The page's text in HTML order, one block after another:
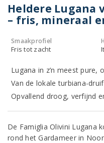
Heldere Lugana
– fris, mineraal
Smaakprofiel
Fris tot zacht
Lugana in z’n meest pure,
Van de lokale turbiana-druif
Opvallend droog, verfijnd
De Famiglia Olivini Lugana
rond het Gardameer in